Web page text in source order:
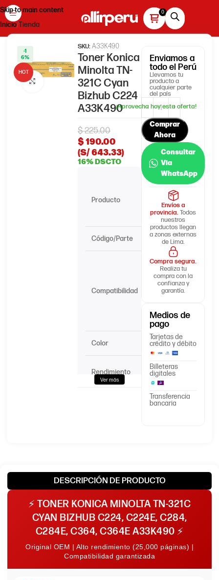
Skip to main content
Inicio Tienda
-1
6%
HOT
Haga clic para ampliar
SKU:A33K490
Toner Konica
Minolta TN-
321C Cyan
Bizhub C224
A33K490
$225.00
$190.00
(S/ 643.33)
16% DSCTO
Producto
Toner
Konica
Minolta
TN-321C
Código/Parte A33K490
Compatibilidad
Bizhub
C224,
C224e,
C284,
C364e
Color Cyan
Rendimiento
25,000
páginas
Konica
Ver más
Enviamos a
todo el Perú
Llevamos tu
producto a
cualquier parte
del país
Comprar
Ahora
Consultar
Via
WhatsApp
Envíos a
provincia.Todos
nuestros
productos llegan
a zonas externas
de Lima.
Compra segura.
Realiza tu
compra con la
confianza y
garantía.
Medios de
pago
Tarjetas de
crédito y débito
Billeteras
digitales
Transferencia
bancaria
DESCRIPCIÓN DE PRODUCTO
⚡ TONER KONICA MINOLTA TN-321C
CYAN BIZHUB C224, C224E, C284,
C284E, C364, C364E A33K490 ⚡
Original OEM | Alto rendimiento (25,000 páginas) |
Compatibilidad garantizada